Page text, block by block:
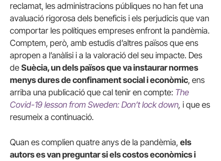
reclamat, les administracions públiques no han fet una
avaluació rigorosa dels beneficis i els perjudicis que van
comportar les polítiques empreses enfront la pandèmia.
Comptem, però, amb estudis d’altres països que ens
apropen a l’anàlisi i a la valoració del seu impacte. Des
de Suècia, un dels països que va instaurar normes
menys dures de confinament social i econòmic, ens
arriba una publicació que cal tenir en compte: The
Covid-19 lesson from Sweden: Don’t lock down, i que es
resumeix a continuació.
Quan es complien quatre anys de la pandèmia, els
autors es van preguntar si els costos econòmics i